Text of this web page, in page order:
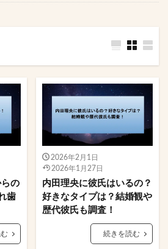
の
歯
2026年2月1日
2026年1月27日
内田理央に彼氏はいるの？
好きなタイプは？結婚観や
歴代彼氏も調査！
続きを読む